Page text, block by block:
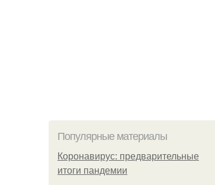
Популярные материалы
Коронавирус: предварительные
итоги пандемии